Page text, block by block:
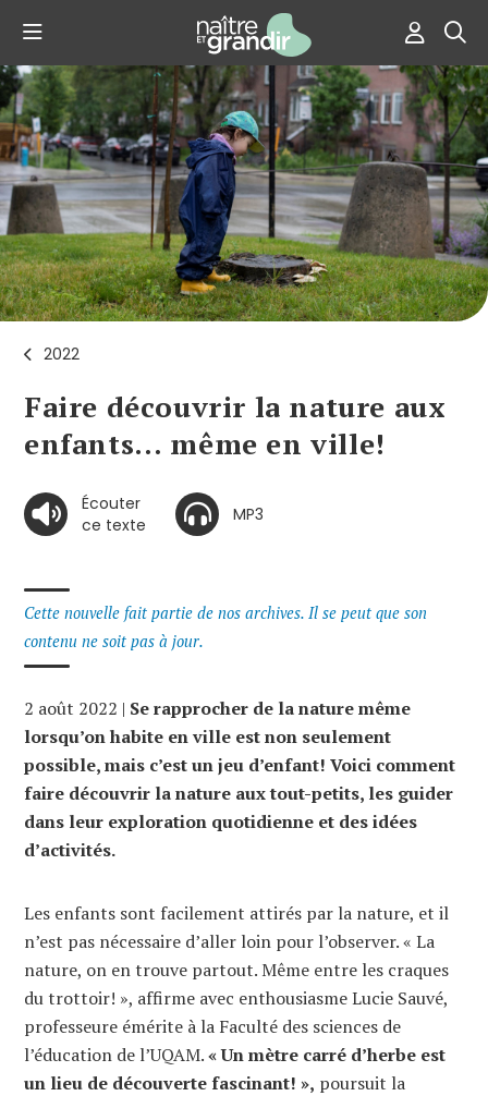
2022
Faire découvrir la nature aux
enfants… même en ville!
Écouter
ce texte
MP3
Cette nouvelle fait partie de nos archives. Il se peut que son
contenu ne soit pas à jour.
2 août 2022 | Se rapprocher de la nature même
lorsqu’on habite en ville est non seulement
possible, mais c’est un jeu d’enfant! Voici comment
faire découvrir la nature aux tout-petits, les guider
dans leur exploration quotidienne et des idées
d’activités.
Les enfants sont facilement attirés par la nature, et il
n’est pas nécessaire d’aller loin pour l’observer. « La
nature, on en trouve partout. Même entre les craques
du trottoir! », affirme avec enthousiasme Lucie Sauvé,
professeure émérite à la Faculté des sciences de
l’éducation de l’UQAM.« Un mètre carré d’herbe est
un lieu de découverte fascinant! », poursuit la